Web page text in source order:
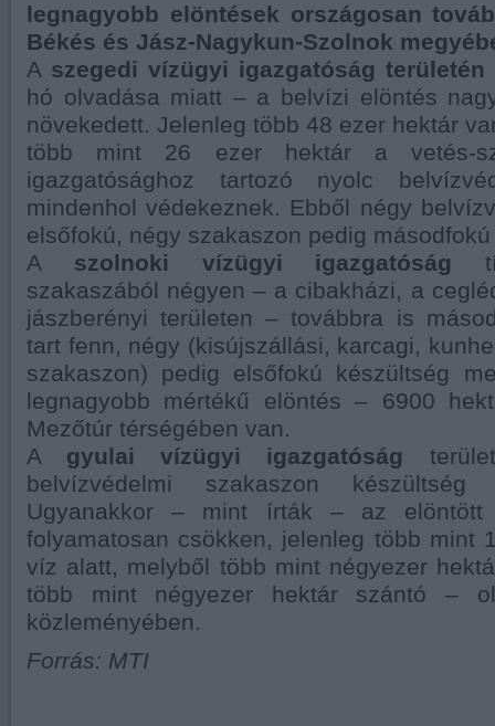
legnagyobb elöntések országosan
Békés és Jász-Nagykun-Szolnok
A szegedi vízügyi igazgatóság területén
hó olvadása miatt – a belvízi elöntés
növekedett. Jelenleg több 48 ezer hektár
több mint 26 ezer hektár a vetés-
igazgatósághoz tartozó nyolc
mindenhol védekeznek. Ebből négy
elsőfokú, négy szakaszon pedig
A szolnoki vízügyi igazgatóság
szakaszából négyen – a cibakházi, a
jászberényi területen – továbbra is
tart fenn, négy (kisújszállási, karcagi,
szakaszon) pedig elsőfokú készültség
legnagyobb mértékű elöntés – 6900
Mezőtúr térségében van.
A gyulai vízügyi igazgatóság
belvízvédelmi szakaszon készültség
Ugyanakkor – mint írták – az elöntött
folyamatosan csökken, jelenleg több mint
víz alatt, melyből több mint négyezer
több mint négyezer hektár szántó –
közleményében.
Forrás: MTI